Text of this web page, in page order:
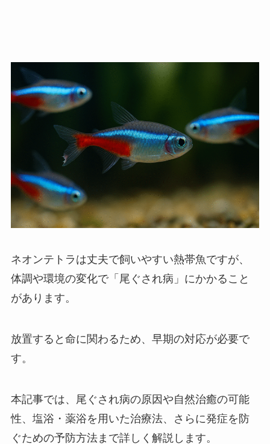
ネオンテトラは丈夫で飼いやすい熱帯魚ですが、
体調や環境の変化で「尾ぐされ病」にかかること
があります。
放置すると命に関わるため、早期の対応が必要で
す。
本記事では、尾ぐされ病の原因や自然治癒の可能
性、塩浴・薬浴を用いた治療法、さらに発症を防
ぐための予防方法まで詳しく解説します。